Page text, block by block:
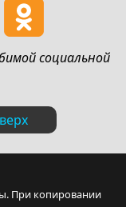
социальной
При копировании